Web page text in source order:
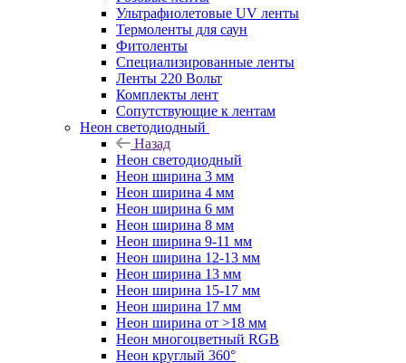
Ультрафиолетовые UV ленты
Термоленты для саун
Фитоленты
Специализированные ленты
Ленты 220 Вольт
Комплекты лент
Сопутствующие к лентам
Неон светодиодный
Назад
Неон светодиодный
Неон ширина 3 мм
Неон ширина 4 мм
Неон ширина 6 мм
Неон ширина 8 мм
Неон ширина 9-11 мм
Неон ширина 12-13 мм
Неон ширина 13 мм
Неон ширина 15-17 мм
Неон ширина 17 мм
Неон ширина от >18 мм
Неон многоцветный RGB
Неон круглый 360°